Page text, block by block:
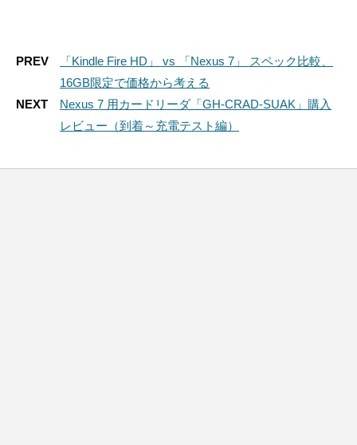
PREV
「Kindle Fire HD」 vs 「Nexus 7」 スペック比較、
16GB限定で価格から考える
NEXT
Nexus 7 用カードリーダ「GH-CRAD-SUAK」購入
レビュー（到着～充電テスト編）